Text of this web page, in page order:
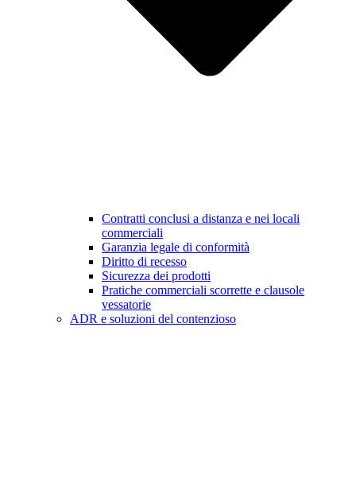
Contratti conclusi a distanza e nei locali
commerciali
Garanzia legale di conformità
Diritto di recesso
Sicurezza dei prodotti
Pratiche commerciali scorrette e clausole
vessatorie
ADR e soluzioni del contenzioso